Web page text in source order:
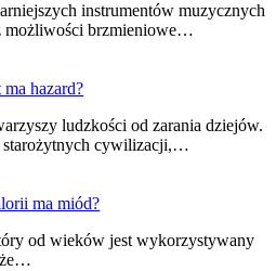
instrumentów muzycznych
możliwości brzmieniowe…
ma hazard?
ludzkości od zarania dziejów.
starożytnych cywilizacji,…
ma miód?
od wieków jest wykorzystywany